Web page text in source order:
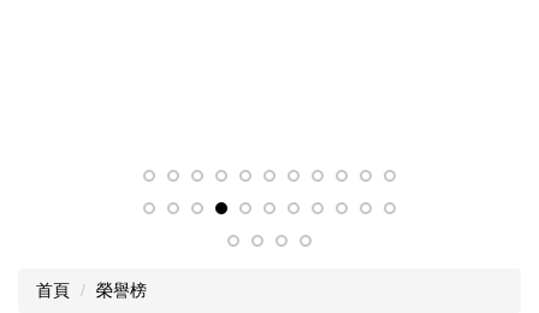
首頁 榮譽榜